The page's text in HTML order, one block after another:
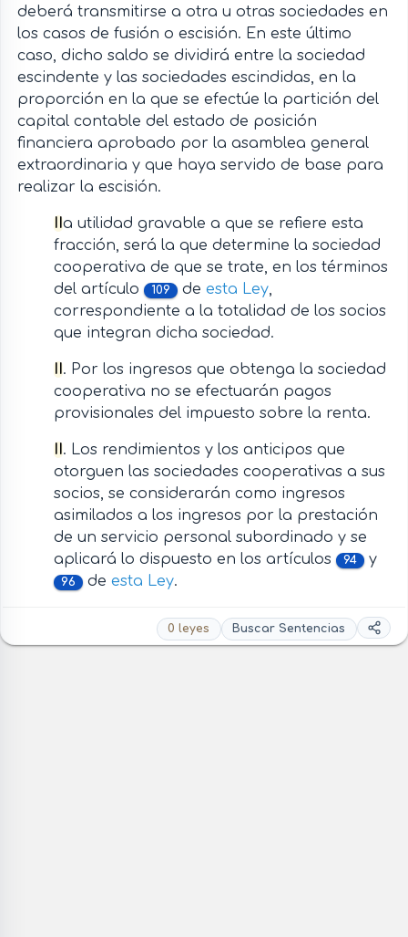
deberá transmitirse a otra u otras sociedades en
los casos de fusión o escisión. En este último
caso, dicho saldo se dividirá entre la sociedad
escindente y las sociedades escindidas, en la
proporción en la que se efectúe la partición del
capital contable del estado de posición
financiera aprobado por la asamblea general
extraordinaria y que haya servido de base para
realizar la escisión.
IIa utilidad gravable a que se refiere esta
fracción, será la que determine la sociedad
cooperativa de que se trate, en los términos
del artículo
109 de esta Ley,
correspondiente a la totalidad de los socios
que integran dicha sociedad.
II. Por los ingresos que obtenga la sociedad
cooperativa no se efectuarán pagos
provisionales del impuesto sobre la renta.
II. Los rendimientos y los anticipos que
otorguen las sociedades cooperativas a sus
socios, se considerarán como ingresos
asimilados a los ingresos por la prestación
de un servicio personal subordinado y se
aplicará lo dispuesto en los artículos
94 y
96 de esta Ley.
0 leyes Buscar Sentencias